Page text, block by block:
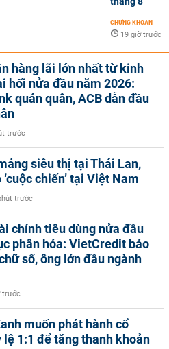
CHỨNG KHOÁN -
19 giờ trước
hàng lãi lớn nhất từ kinh
hối nửa đầu năm 2026:
quán quân, ACB dẫn đầu
trước
siêu thị tại Thái Lan,
chiến’ tại Việt Nam
trước
chính tiêu dùng nửa đầu
phân hóa: VietCredit báo
số, ông lớn đầu ngành
trước
muốn phát hành cổ
lệ 1:1 để tăng thanh khoản